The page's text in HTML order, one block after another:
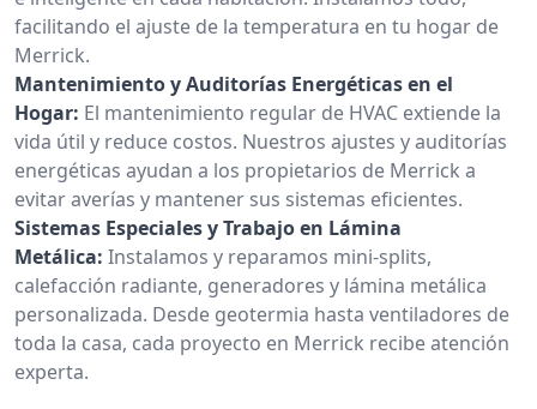
facilitando el ajuste de la temperatura en tu hogar de
Merrick.
Mantenimiento y Auditorías Energéticas en el
Hogar: El mantenimiento regular de HVAC extiende la
vida útil y reduce costos. Nuestros ajustes y auditorías
energéticas ayudan a los propietarios de Merrick a
evitar averías y mantener sus sistemas eficientes.
Sistemas Especiales y Trabajo en Lámina
Metálica: Instalamos y reparamos mini-splits,
calefacción radiante, generadores y lámina metálica
personalizada. Desde geotermia hasta ventiladores de
toda la casa, cada proyecto en Merrick recibe atención
experta.